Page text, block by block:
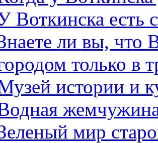
Воткинска есть
ли вы, что
только в
истории и
мир